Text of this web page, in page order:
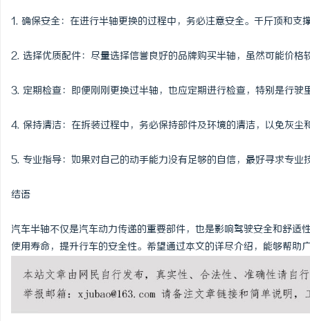
1. 确保安全：在进行半轴更换的过程中，务必注意安全。千斤顶和支
2. 选择优质配件：尽量选择信誉良好的品牌购买半轴，虽然可能价
3. 定期检查：即便刚刚更换过半轴，也应定期进行检查，特别是行驶
4. 保持清洁：在拆装过程中，务必保持部件及环境的清洁，以免灰尘
5. 专业指导：如果对自己的动手能力没有足够的自信，最好寻求专
结语
汽车半轴不仅是汽车动力传递的重要部件，也是影响驾驶安全和舒
使用寿命，提升行车的安全性。希望通过本文的详尽介绍，能够帮助